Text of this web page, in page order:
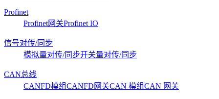
Profinet
Profinet网关Profinet IO
信号对传/同步
模拟量对传/同步开关量对传/同步
CAN总线
CANFD模组CANFD网关CAN 模组CAN 网关